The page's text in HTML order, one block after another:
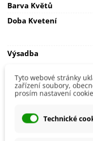
Barva Květů
Doba Kvetení
Výsadba
Možnosti Pěstování
Výrobce
Tyto webové stránky
zařízení soubory,
prosím nastavení
Technické